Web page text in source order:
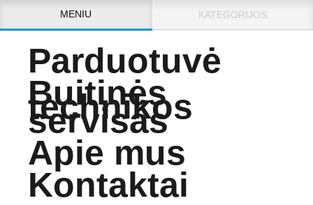
MENIU KATEGORIJOS
Parduotuvė
Buitinės
technikos
servisas
Apie mus
Kontaktai